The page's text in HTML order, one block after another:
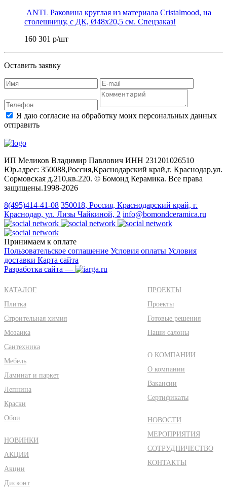
ANTL Раковина круглая из материала Cristalmood, на
столешницу, с ДК, Ø48x20,5 см. Спецзаказ!
160 301 р/шт
Оставить заявку
Я даю согласие на обработку моих персональных данных
отправить
ИП Меликов Владимир Павлович ИНН 231201026510
Юр.адрес: 350088,Россия,Краснодарский край,г. Краснодар,ул.
Сормовская д.210,кв.220. © Бомонд Керамика. Все права
защищены.1998‑2026
8(495)414-41-08 350018, Россия, Краснодарский край, г.
Краснодар, ул. Лизы Чайкиной, 2 info@bomondceramica.ru
Принимаем к оплате
Пользовательское соглашение Условия оплаты Условия
доставки Карта сайта
Разработка сайта —
КАТАЛОГ
Плитка
Строительная химия
Мозаика
Сантехника
Мебель
Ламинат и паркет
Лепнина
Краски
Обои
НОВИНКИ
АКЦИИ
Акции
Дисконт
ПРОЕКТЫ
Проекты
Готовые решения
Наши салоны
О КОМПАНИИ
О компании
Вакансии
Сертификаты
НОВОСТИ
МЕРОПРИЯТИЯ
СОТРУДНИЧЕСТВО
КОНТАКТЫ